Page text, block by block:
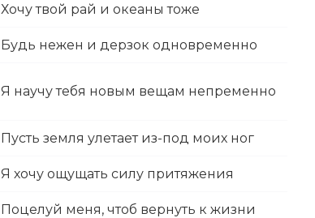
Хочу твой рай и океаны тоже
Будь нежен и дерзок одновременно
Я научу тебя новым вещам непременно
Пусть земля улетает из-под моих ног
Я хочу ощущать силу притяжения
Поцелуй меня, чтоб вернуть к жизни